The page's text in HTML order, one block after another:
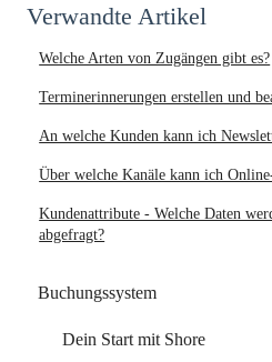
Verwandte Artikel
Welche Arten von Zugängen gibt es?
Terminerinnerungen erstellen und
An welche Kunden kann ich
Über welche Kanäle kann ich
Kundenattribute - Welche Daten
abgefragt?
Buchungssystem
Dein Start mit Shore